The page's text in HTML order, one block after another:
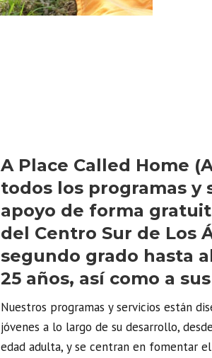
A Place Called Home
todos los programas y
apoyo de forma
del Centro Sur de Los
segundo grado hasta
25 años, así como a
Nuestros programas y servicios están
jóvenes a lo largo de su desarrollo,
edad adulta, y se centran en fomentar